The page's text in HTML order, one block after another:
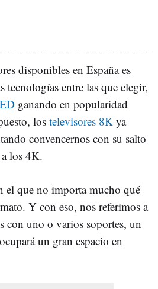
disponibles en España es
tecnologías entre las que elegir,
ganando en popularidad
los televisores 8K ya
convencernos con su salto
los 4K.
el que no importa mucho qué
Y con eso, nos referimos a
con uno o varios soportes, un
un gran espacio en